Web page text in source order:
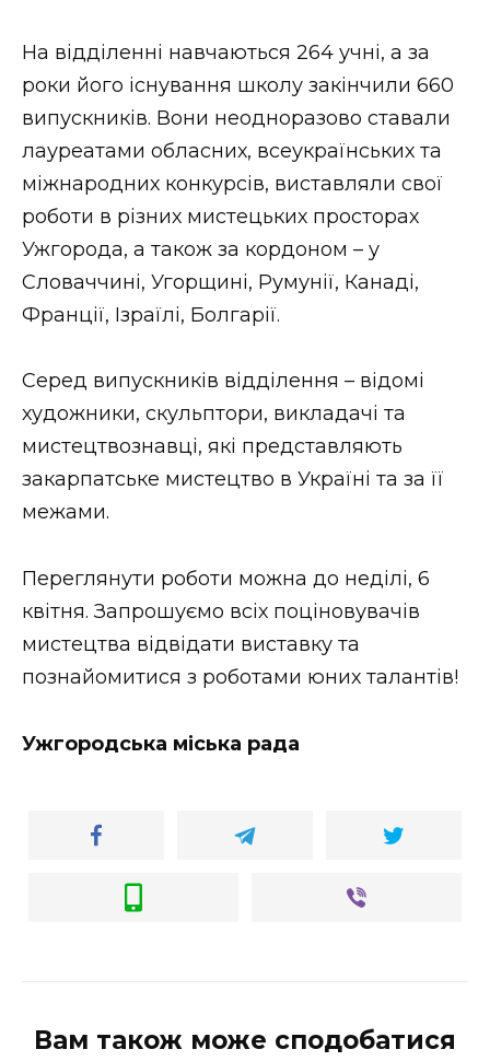
На відділенні навчаються 264 учні, а за
роки його існування школу закінчили 660
випускників. Вони неодноразово ставали
лауреатами обласних, всеукраїнських та
міжнародних конкурсів, виставляли свої
роботи в різних мистецьких просторах
Ужгорода, а також за кордоном – у
Словаччині, Угорщині, Румунії, Канаді,
Франції, Ізраїлі, Болгарії.
Серед випускників відділення – відомі
художники, скульптори, викладачі та
мистецтвознавці, які представляють
закарпатське мистецтво в Україні та за її
межами.
Переглянути роботи можна до неділі, 6
квітня. Запрошуємо всіх поціновувачів
мистецтва відвідати виставку та
познайомитися з роботами юних талантів!
Ужгородська міська рада
Вам також може сподобатися